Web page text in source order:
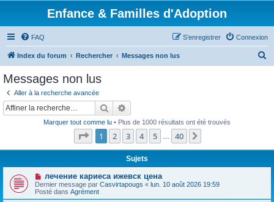
Enfance & Familles d'Adoption
FAQ Connexion
S’enregistrer
Index du forum Rechercher Messages non lus
Messages non lus
Aller à la recherche avancée
Rechercher
Marquer tout comme lu • Plus de 1000 résultats ont été trouvés
Page 1sur40
1 2 3 4 5 40
Sujets
N
o
u
v
лечение кариеса ижевск цена
Dernier message par Casvirtapougs « lun. 10 août 2026 19:59
Posté dans Agrément